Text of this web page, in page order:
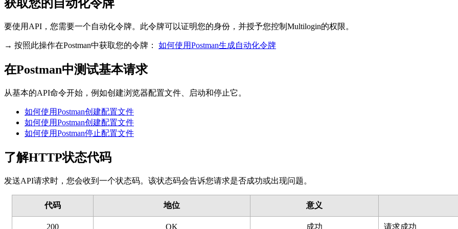
获取您的自动化令牌
要使用API，您需要一个自动化令牌。此令牌可以证明您的身份，并授予您控制Multilogin的权限。
→ 按照此操作在Postman中获取您的令牌： 如何使用Postman生成自动化令牌
在Postman中测试基本请求
从基本的API命令开始，例如创建浏览器配置文件、启动和停止它。
如何使用Postman创建配置文件
如何使用Postman创建配置文件
如何使用Postman停止配置文件
了解HTTP状态代码
发送API请求时，您会收到一个状态码。该状态码会告诉您请求是否成功或出现问题。
代码 地位 意义
200 OK 成功 请求成功